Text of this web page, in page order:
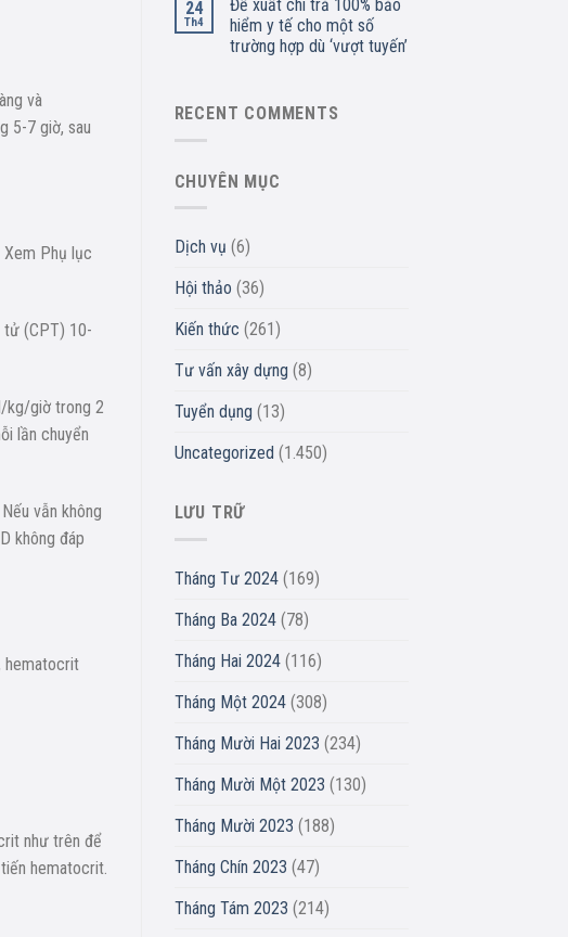
và
5-7 giờ, sau
Phụ lục
tử (CPT) 10-
kg/giờ trong 2
lần chuyển
vẫn không
không đáp
hematocrit
như trên để
hematocrit.
24
Th4
Đề xuất chi trả 100% bảo
hiểm y tế cho một số
trường hợp dù ‘vượt tuyến’
RECENT COMMENTS
CHUYÊN MỤC
Dịch vụ (6)
Hội thảo (36)
Kiến thức (261)
Tư vấn xây dựng (8)
Tuyển dụng (13)
Uncategorized (1.450)
LƯU TRỮ
Tháng Tư 2024(169)
Tháng Ba 2024(78)
Tháng Hai 2024(116)
Tháng Một 2024(308)
Tháng Mười Hai 2023 (234)
Tháng Mười Một 2023 (130)
Tháng Mười 2023 (188)
Tháng Chín 2023 (47)
Tháng Tám 2023 (214)